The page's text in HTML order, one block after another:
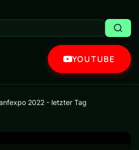
YOUTUBE
2022 - letzter Tag